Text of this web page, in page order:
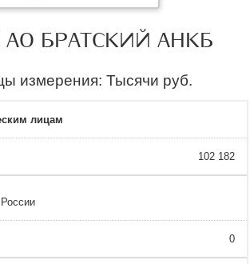
АО БРАТСКИЙ АНКБ
измерения: Тысячи руб.
лицам
102 182
0